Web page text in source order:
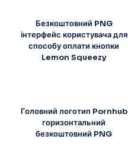
Безкоштовний PNG
інтерфейс користувача для
способу оплати кнопки
Lemon Squeezy
Головний логотип Pornhub
горизонтальний
безкоштовний PNG